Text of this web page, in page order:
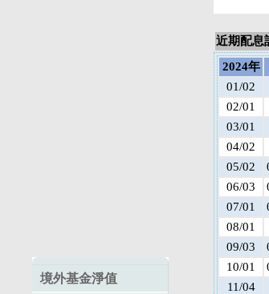
境外基金淨值
近期配息
2024年
01/02
02/01
03/01
04/02
05/02
06/03
07/01
08/01
09/03
10/01
11/04